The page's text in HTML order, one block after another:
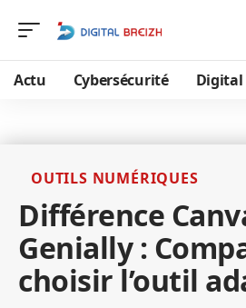
Actu Cybersécurité Digital
OUTILS NUMÉRIQUES
Différence
Genially :
choisir l’outil